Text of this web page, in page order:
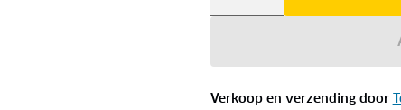
Verkoop en verzending door